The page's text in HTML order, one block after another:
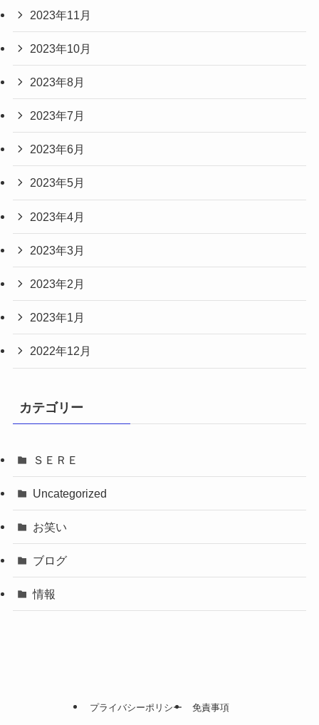
2023年11月
2023年10月
2023年8月
2023年7月
2023年6月
2023年5月
2023年4月
2023年3月
2023年2月
2023年1月
2022年12月
カテゴリー
ＳＥＲＥ
Uncategorized
お笑い
ブログ
情報
プライバシーポリシー 免責事項